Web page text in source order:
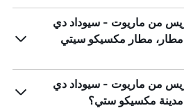
من ماريوت - سيوداد دي
مطار، مطار مكسيكو سيتي
من ماريوت - سيوداد دي
مكسيكو ستي؟